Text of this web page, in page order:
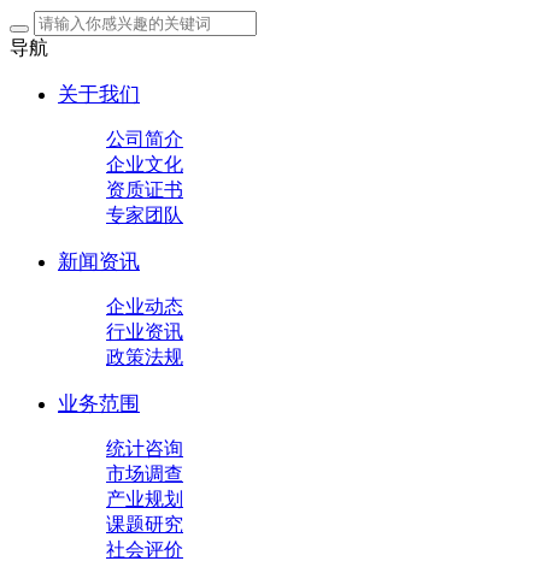
导航
关于我们
公司简介
企业文化
资质证书
专家团队
新闻资讯
企业动态
行业资讯
政策法规
业务范围
统计咨询
市场调查
产业规划
课题研究
社会评价